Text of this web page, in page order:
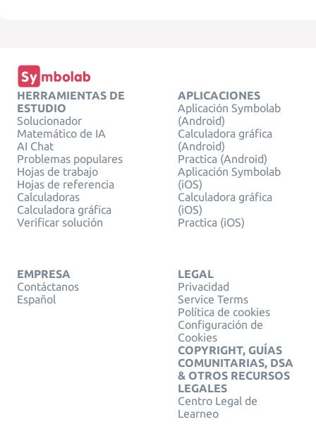
HERRAMIENTAS DE
ESTUDIO
Solucionador
Matemático de IA
AI Chat
Problemas populares
Hojas de trabajo
Hojas de referencia
Calculadoras
Calculadora gráfica
Verificar solución
APLICACIONES
Aplicación Symbolab
(Android)
Calculadora gráfica
(Android)
Practica (Android)
Aplicación Symbolab
(iOS)
Calculadora gráfica
(iOS)
Practica (iOS)
EMPRESA
Contáctanos
Español
LEGAL
Privacidad
Service Terms
Política de cookies
Configuración de
Cookies
COPYRIGHT, GUÍAS
COMUNITARIAS, DSA
& OTROS RECURSOS
LEGALES
Centro Legal de
Learneo